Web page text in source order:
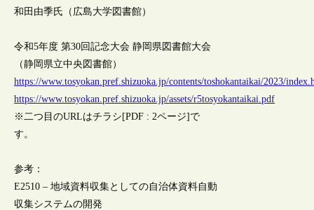
和田由季氏（広島大学図書館）
令和5年度 第30回記念大会 静岡県図書館大会
（静岡県立中央図書館）
https://www.tosyokan.pref.shizuoka.jp/contents/toshokantaikai/2023/
https://www.tosyokan.pref.shizuoka.jp/assets/r5tosyokantaikai.pdf
※二つ目のURLはチラシ[PDF : 2ページ]で
す。
参考：
E2510 – 地域資料収集としての自治体資料自動
収集システムの開発